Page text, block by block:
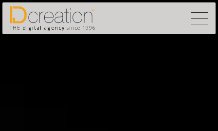
THE digital agency since 1996